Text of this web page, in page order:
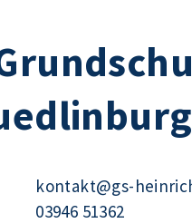
kontakt@gs-
03946 51362